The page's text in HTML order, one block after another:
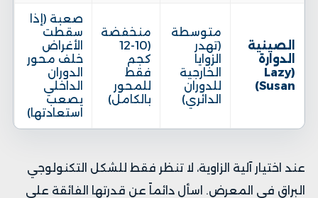
الصينية
الدوارة
(Lazy
Susan)
متوسطة
(تهدر
الزوايا
الخارجية
للدوران
الدائري)
منخفضة
(10-12
كجم
فقط
للمحور
بالكامل)
صعبة (إذا
سقطت
الأغراض
خلف محور
الدوران
الداخلي
يصعب
استعادتها)
عند اختيار آلية الزاوية، لا تنظر فقط للشكل التكنولوجي
البراق في المعرض. اسأل دائماً عن قدرتها الفائقة على